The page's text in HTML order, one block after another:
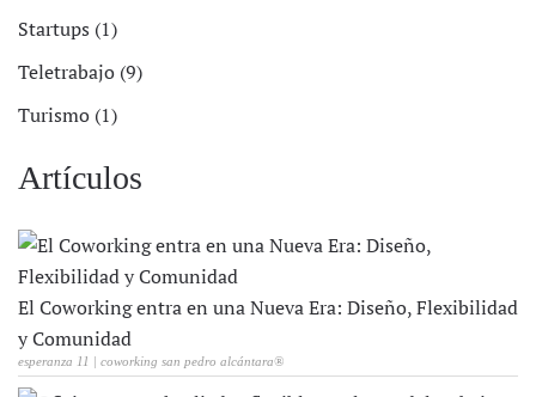
Startups (1)
Teletrabajo (9)
Turismo (1)
Artículos
El Coworking entra en una Nueva Era: Diseño, Flexibilidad
y Comunidad
esperanza 11 | coworking san pedro alcántara®